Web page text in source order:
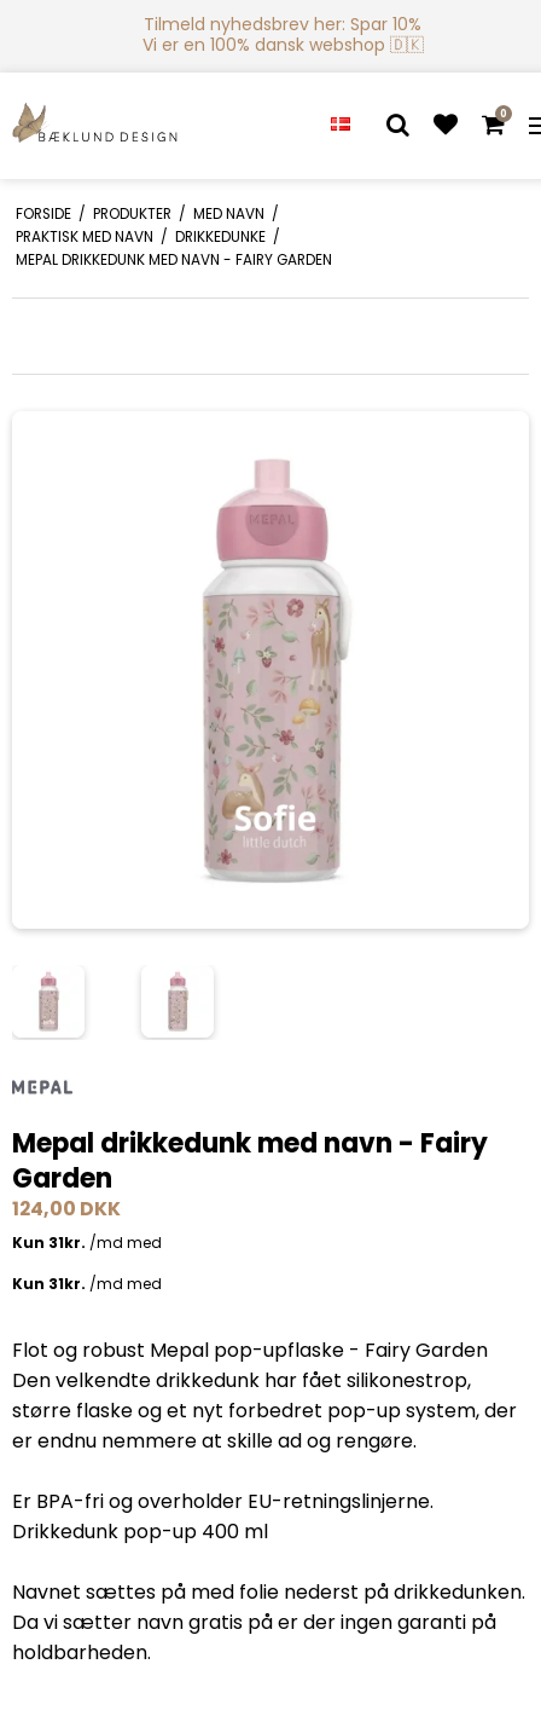
Tilmeld nyhedsbrev her: Spar 10%
Vi er en 100% dansk webshop 🇩🇰
0
FORSIDE / PRODUKTER / MED NAVN /
PRAKTISK MED NAVN / DRIKKEDUNKE /
MEPAL DRIKKEDUNK MED NAVN - FAIRY GARDEN
Mepal drikkedunk med navn - Fairy
Garden
124,00 DKK
Flot og robust Mepal pop-upflaske - Fairy Garden
Den velkendte drikkedunk har fået silikonestrop,
større flaske og et nyt forbedret pop-up system, der
er endnu nemmere at skille ad og rengøre.
Er BPA-fri og overholder EU-retningslinjerne.
Drikkedunk pop-up 400 ml
Navnet sættes på med folie nederst på drikkedunken.
Da vi sætter navn gratis på er der ingen garanti på
holdbarheden.